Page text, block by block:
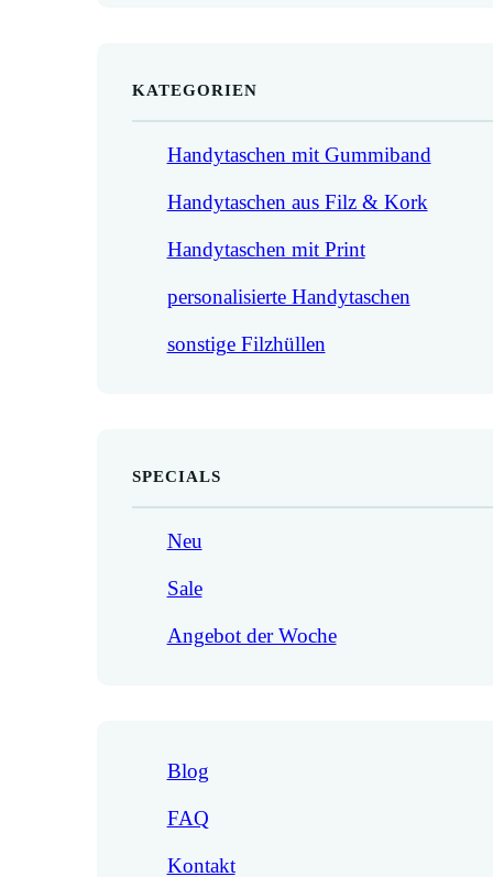
KATEGORIEN
Handytaschen mit Gummiband
Handytaschen aus Filz & Kork
Handytaschen mit Print
personalisierte Handytaschen
sonstige Filzhüllen
SPECIALS
Neu
Sale
Angebot der Woche
Blog
FAQ
Kontakt